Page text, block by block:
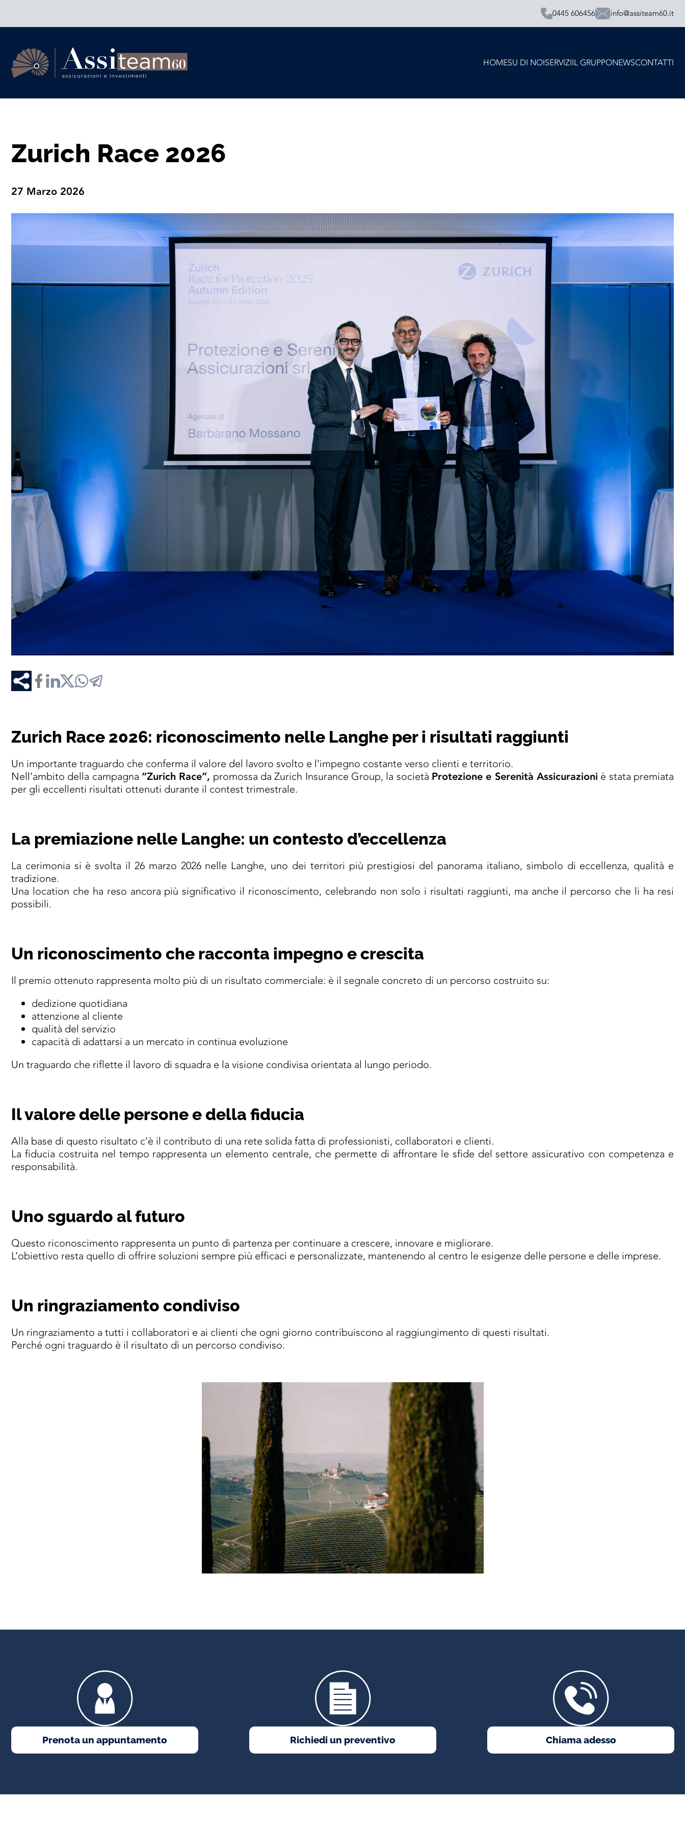
content
0445 606456 info@assiteam60.it
60
HOMESU DI NOISERVIZIIL GRUPPONEWSCONTATTI
Zurich Race 2026
27 Marzo 2026
Zurich Race 2026: riconoscimento nelle Langhe per i risultati raggiunti
Un importante traguardo che conferma il valore del lavoro svolto e l’impegno costante verso clienti e territorio.
Nell’ambito della campagna “Zurich Race”, promossa da Zurich Insurance Group, la società Protezione e Serenità Assicurazioni è stata premiata
per gli eccellenti risultati ottenuti durante il contest trimestrale.
La premiazione nelle Langhe: un contesto d’eccellenza
La cerimonia si è svolta il 26 marzo 2026 nelle Langhe, uno dei territori più prestigiosi del panorama italiano, simbolo di eccellenza, qualità e
tradizione.
Una location che ha reso ancora più significativo il riconoscimento, celebrando non solo i risultati raggiunti, ma anche il percorso che li ha resi
possibili.
Un riconoscimento che racconta impegno e crescita
Il premio ottenuto rappresenta molto più di un risultato commerciale: è il segnale concreto di un percorso costruito su:
dedizione quotidiana
attenzione al cliente
qualità del servizio
capacità di adattarsi a un mercato in continua evoluzione
Un traguardo che riflette il lavoro di squadra e la visione condivisa orientata al lungo periodo.
Il valore delle persone e della fiducia
Alla base di questo risultato c’è il contributo di una rete solida fatta di professionisti, collaboratori e clienti.
La fiducia costruita nel tempo rappresenta un elemento centrale, che permette di affrontare le sfide del settore assicurativo con competenza e
responsabilità.
Uno sguardo al futuro
Questo riconoscimento rappresenta un punto di partenza per continuare a crescere, innovare e migliorare.
L’obiettivo resta quello di offrire soluzioni sempre più efficaci e personalizzate, mantenendo al centro le esigenze delle persone e delle imprese.
Un ringraziamento condiviso
Un ringraziamento a tutti i collaboratori e ai clienti che ogni giorno contribuiscono al raggiungimento di questi risultati.
Perché ogni traguardo è il risultato di un percorso condiviso.
Prenota un appuntamento Richiedi un preventivo Chiama adesso